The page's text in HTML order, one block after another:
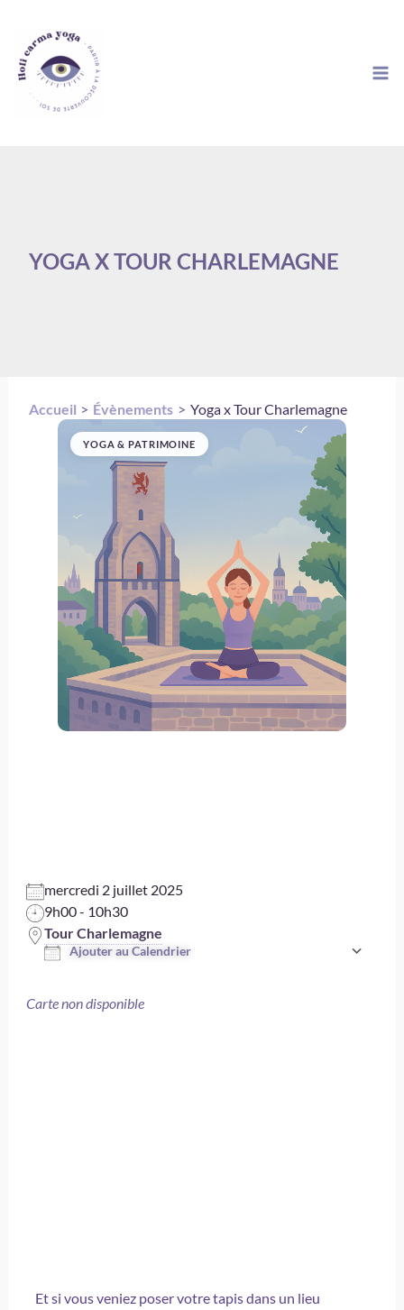
contenu
YOGA X TOUR CHARLEMAGNE
Accueil Évènements Yoga x Tour Charlemagne
YOGA & PATRIMOINE
mercredi 2 juillet 2025
9h00 - 10h30
Tour Charlemagne
Ajouter au Calendrier
Carte non disponible
Et si vous veniez poser votre tapis dans un lieu